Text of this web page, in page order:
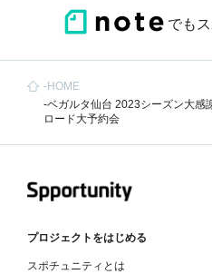
でも
HOME
ベガルタ仙台 2023シーズン大感
ロード大予約会
プロジェクトをはじめる
スポチュニティとは